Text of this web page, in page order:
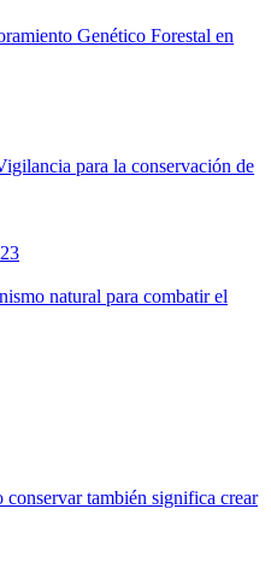
Genético Forestal en
para la conservación de
natural para combatir el
conservar también significa crear